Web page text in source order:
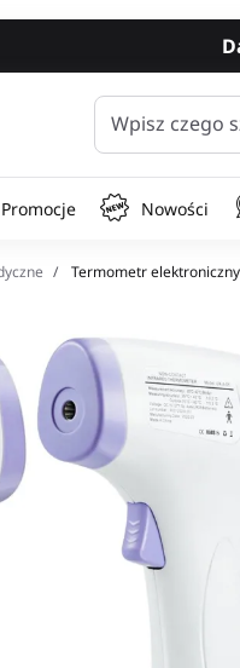
Wpisz czego
Promocje Nowości
Termometr